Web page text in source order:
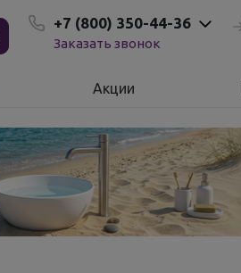
+7 (800) 350-44-36
Заказать звонок
Акции